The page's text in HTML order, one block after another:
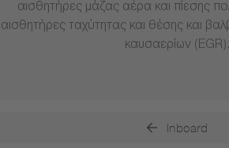
αισθητήρες μάζας αέρα και πίεσης
αισθητήρες ταχύτητας και θέσης και
καυσαερίων (EGR).
Inboard